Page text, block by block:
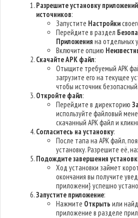
Разрешите установку
источников:
Запустите Настройки
Перейдите в раздел
Приложения на отдельных
Включите опцию
Скачайте APK файл:
Отыщите требуемый APK
загрузите его на текущее
чтобы источник безопасный.
Откройте файл:
Перейдите в директорию
используйте файловый
скачанный APK файл и
Согласитесь на установку:
После тапа на APK файл,
установку. Разрешите её,
Подождите завершения
Ход установки займет
окончания вы получите
приложени} успешно
Запустите приложение:
Нажмите Открыть или
приложение в разделе